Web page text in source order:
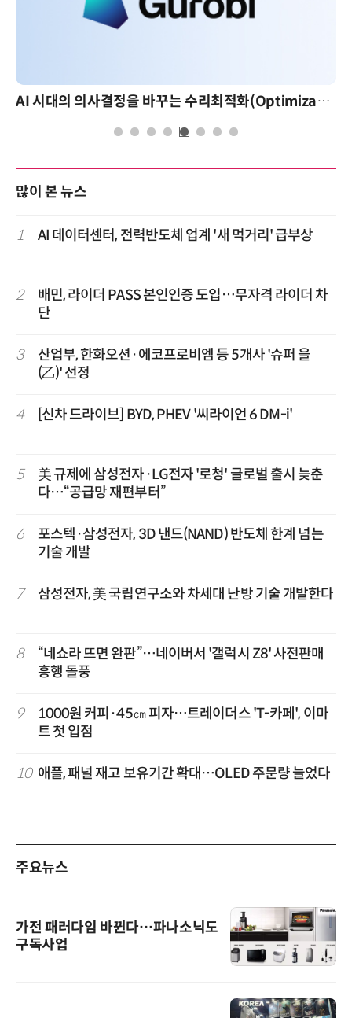
AI 시대의 의사결정을 바꾸는 수리최적화(Optimization): 실제 산업 적용 사례와 활용 전략
많이 본 뉴스
1 AI 데이터센터, 전력반도체 업계 '새 먹거리' 급부상
2
배민, 라이더 PASS 본인인증 도입…무자격 라이더 차
단
3
산업부, 한화오션·에코프로비엠 등 5개사 '슈퍼 을
(乙)' 선정
4 [신차 드라이브] BYD, PHEV '씨라이언 6 DM-i'
5
美 규제에 삼성전자·LG전자 '로청' 글로벌 출시 늦춘
다…“공급망 재편부터”
6
포스텍·삼성전자, 3D 낸드(NAND) 반도체 한계 넘는
기술 개발
7 삼성전자, 美 국립연구소와 차세대 난방 기술 개발한다
8
“네쇼라 뜨면 완판”…네이버서 '갤럭시 Z8' 사전판매
흥행 돌풍
9
1000원 커피·45㎝ 피자…트레이더스 'T-카페', 이마
트 첫 입점
10 애플, 패널 재고 보유기간 확대…OLED 주문량 늘었다
주요뉴스
가전 패러다임 바뀐다…파나소닉도
구독사업